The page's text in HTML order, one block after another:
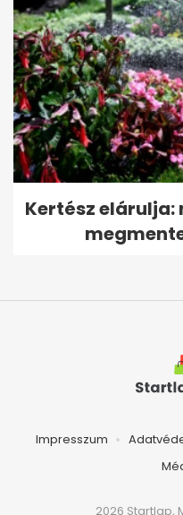
Kertész elárulja:
Impresszum
2026 Startlap,